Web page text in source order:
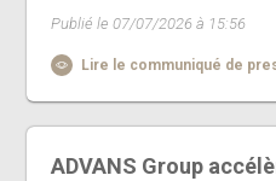
Publié le 07/07/2026 à 15:56
Lire le communiqué de
ADVANS Group